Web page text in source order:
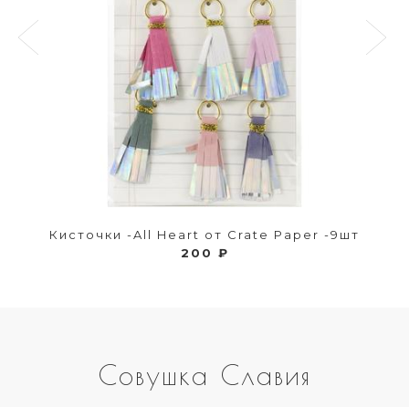
Кисточки -All Heart от Crate Paper -9шт
200 ₽
Совушка Славия